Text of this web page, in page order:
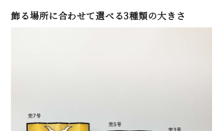
飾る場所に合わせて選べる3種類の大きさ